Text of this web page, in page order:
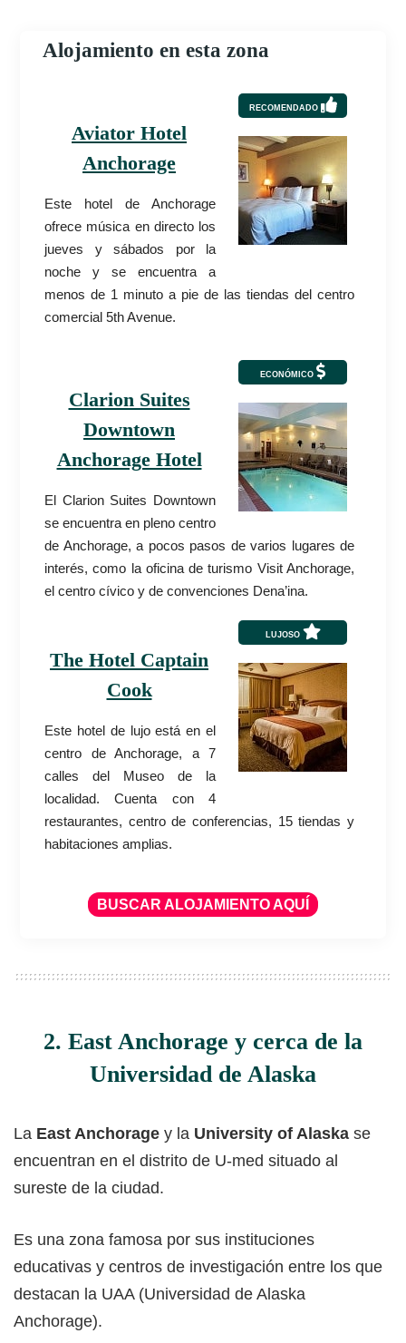
Alojamiento en esta zona
RECOMENDADO
Aviator Hotel
Anchorage
Este hotel de Anchorage
ofrece música en directo los
jueves y sábados por la
noche y se encuentra a
menos de 1 minuto a pie de las tiendas del centro
comercial 5th Avenue.
ECONÓMICO
Clarion Suites
Downtown
Anchorage Hotel
El Clarion Suites Downtown
se encuentra en pleno centro
de Anchorage, a pocos pasos de varios lugares de
interés, como la oficina de turismo Visit Anchorage,
el centro cívico y de convenciones Dena’ina.
LUJOSO
The Hotel Captain
Cook
Este hotel de lujo está en el
centro de Anchorage, a 7
calles del Museo de la
localidad. Cuenta con 4
restaurantes, centro de conferencias, 15 tiendas y
habitaciones amplias.
BUSCAR ALOJAMIENTO AQUÍ
2. East Anchorage y cerca de la
Universidad de Alaska
La East Anchorage y la University of Alaska se
encuentran en el distrito de U-med situado al
sureste de la ciudad.
Es una zona famosa por sus instituciones
educativas y centros de investigación entre los que
destacan la UAA (Universidad de Alaska
Anchorage).